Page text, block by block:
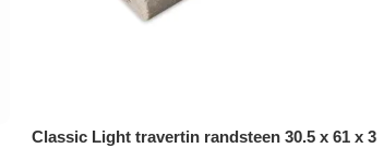
Classic Light travertin randsteen 30.5 x 61 x 3